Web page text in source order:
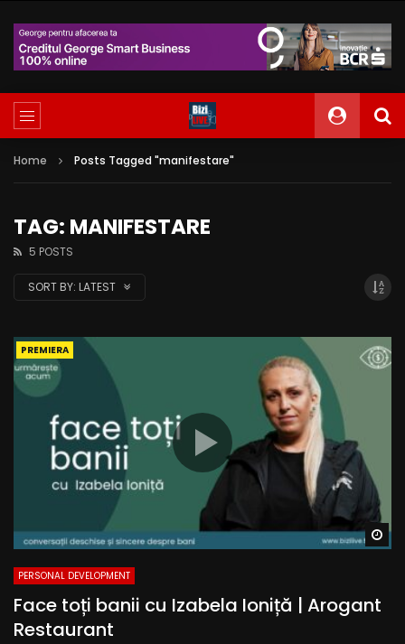
Home Posts Tagged "manifestare"
TAG: MANIFESTARE
5 POSTS
SORT BY: LATEST
PREMIERA
PERSONAL DEVELOPMENT
Face toți banii cu Izabela Ioniță | Arogant
Restaurant